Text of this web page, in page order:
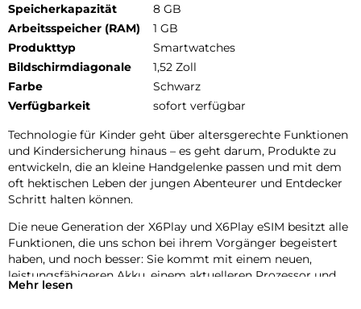
Speicherkapazität
8 GB
Arbeitsspeicher (RAM)
1 GB
Produkttyp
Smartwatches
Bildschirmdiagonale
1,52 Zoll
Farbe
Schwarz
Verfügbarkeit
sofort verfügbar
Technologie für Kinder geht über altersgerechte Funktionen
und Kindersicherung hinaus – es geht darum, Produkte zu
entwickeln, die an kleine Handgelenke passen und mit dem
oft hektischen Leben der jungen Abenteurer und Entdecker
Schritt halten können.
Die neue Generation der X6Play und X6Play eSIM besitzt alle
Funktionen, die uns schon bei ihrem Vorgänger begeistert
haben, und noch besser: Sie kommt mit einem neuen,
leistungsfähigeren Akku, einem aktuelleren Prozessor und
einem gewebten, elastischen Textilarmband für noch mehr
Mehr lesen